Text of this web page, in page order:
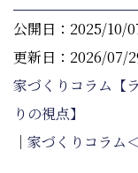
公開日：2025/10/
更新日：2026/07/
家づくりコラム【
りの視点】
｜ 家づくりコラム